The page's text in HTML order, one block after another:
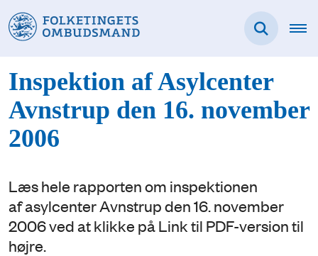
Inspektion af Asylcenter
Avnstrup den 16. november
2006
Læs hele rapporten om inspektionen
af asylcenter Avnstrup den 16. november
2006 ved at klikke på Link til PDF-version til
højre.